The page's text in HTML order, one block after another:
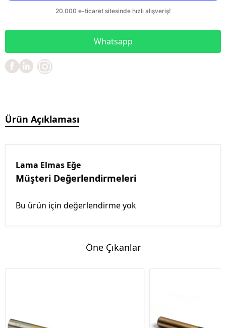
Whatsapp
Ürün Açıklaması
Lama Elmas Eğe
Müşteri Değerlendirmeleri
Bu ürün için değerlendirme yok
Öne Çıkanlar